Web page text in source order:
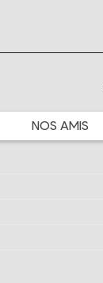
NOS AMIS